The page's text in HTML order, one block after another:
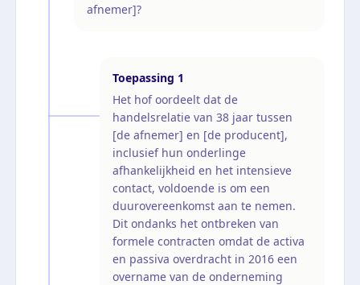
afnemer]?
Toepassing 1
Het hof oordeelt dat de
handelsrelatie van 38 jaar tussen
[de afnemer] en [de producent],
inclusief hun onderlinge
afhankelijkheid en het intensieve
contact, voldoende is om een
duurovereenkomst aan te nemen.
Dit ondanks het ontbreken van
formele contracten omdat de activa
en passiva overdracht in 2016 een
overname van de onderneming